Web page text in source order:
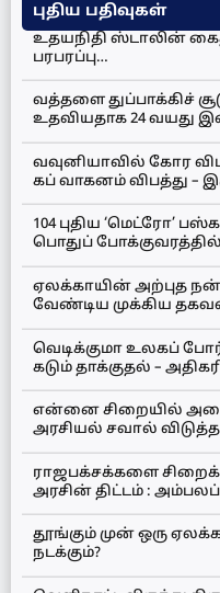
புதிய பதிவுகள்
உதயநிதி ஸ்டாலின்
பரபரப்பு…
வத்தளை துப்பாக்கிச்
உதவியதாக 24 வயது
வவுனியாவில் கோர
கப் வாகனம் விபத்து –
104 புதிய ‘மெட்ரோ’
பொதுப் போக்குவரத்தில்
ஏலக்காயின் அற்புத
வேண்டிய முக்கிய
வெடிக்குமா உலகப்
கடும் தாக்குதல் –
என்னை சிறையில்
அரசியல் சவால்
ராஜபக்சக்களை
அரசின் திட்டம் :
தூங்கும் முன் ஒரு
நடக்கும்?